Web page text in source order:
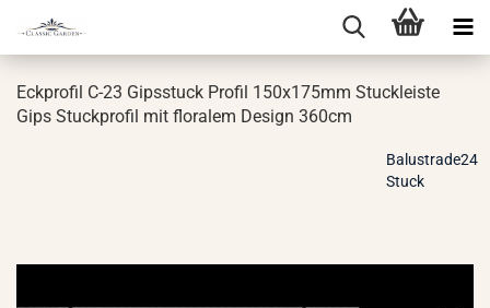
Eck­pro­fil C-23 Gips­stuck Pro­fil 150x175mm Stuck­leis­te
Gips Stuck­pro­fil mit flo­ra­lem De­sign 360cm
Balustrade24
Stuck